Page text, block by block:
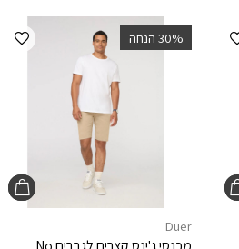
הוספה למועדפים
‫30% הנחה
Duer